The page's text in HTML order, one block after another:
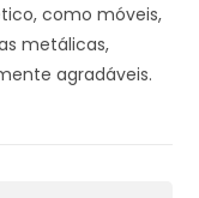
como móveis,
metálicas,
agradáveis.